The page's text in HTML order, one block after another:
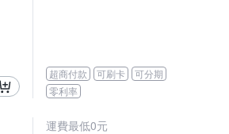
超商付款 可刷卡
可分期
零利率
運費最低0元